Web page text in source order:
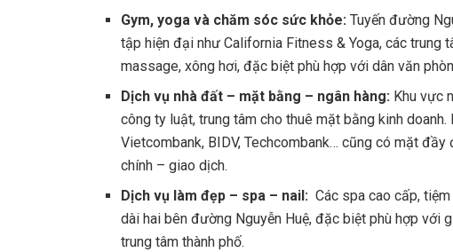
Gym, yoga và chăm sóc sức khỏe:Tuyến đường
tập hiện đại như California Fitness & Yoga, các
massage, xông hơi, đặc biệt phù hợp với dân văn
Dịch vụ nhà đất – mặt bằng – ngân hàng: Khu vực
công ty luật, trung tâm cho thuê mặt bằng kinh
Vietcombank, BIDV, Techcombank… cũng có mặt
chính – giao dịch.
Dịch vụ làm đẹp – spa – nail: Các spa cao cấp,
dài hai bên đường Nguyễn Huệ, đặc biệt phù hợp với
trung tâm thành phố.